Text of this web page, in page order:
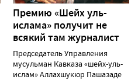
Премию «Шейх уль-
ислама» получит не
всякий там журналист
Председатель Управления
мусульман Кавказа «шейх-уль-
ислам» Аллахшукюр Пашазаде